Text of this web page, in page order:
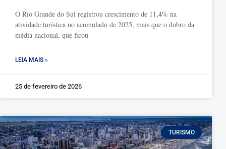
O Rio Grande do Sul registrou crescimento de 11,4% na
atividade turística no acumulado de 2025, mais que o dobro da
média nacional, que ficou
LEIA MAIS »
25 de fevereiro de 2026
TURISMO